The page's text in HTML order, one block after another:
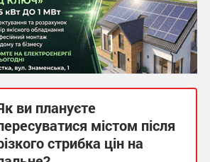
ви плануєте
містом після
стрибка цін на